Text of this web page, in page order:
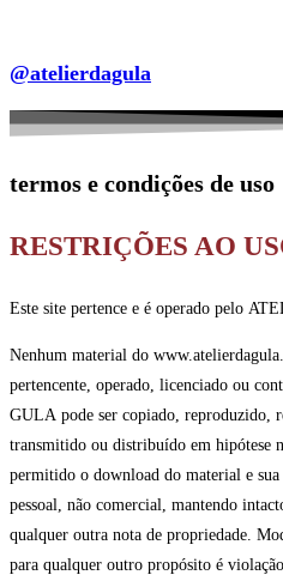
@atelierdagula
termos e condições de uso
RESTRIÇÕES AO
Este site pertence e é operado pelo
Nenhum material do
pertencente, operado, licenciado ou
GULA pode ser copiado, reproduzido,
transmitido ou distribuído em hipótese
permitido o download do material e sua
pessoal, não comercial, mantendo
qualquer outra nota de propriedade.
para qualquer outro propósito é